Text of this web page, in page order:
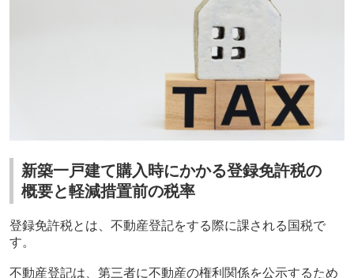
新築一戸建て購入時にかかる登録免許税の
概要と軽減措置前の税率
登録免許税とは、不動産登記をする際に課される国税で
す。
不動産登記は、第三者に不動産の権利関係を公示するため